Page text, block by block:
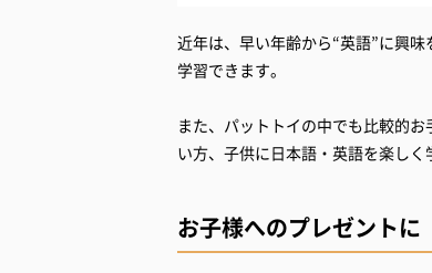
近年は、早い年齢から“英語”に興
学習できます。
また、パットトイの中でも比較的
い方、子供に日本語・英語を楽しく
お子様へのプレゼントに